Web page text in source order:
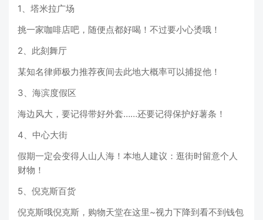
1、塔米拉广场
挑一家咖啡店吧，随便点都好喝！不过要小心烫哦！
2、此刻舞厅
某知名律师极力推荐夜间去此地大概率可以捕捉他！
3、海滨度假区
海边风大，要记得带好外套……还要记得保护好薯条！
4、中心大街
假期一定会变得人山人海！本地人建议：逛街时留意个人
财物！
5、倪克斯百货
倪克斯哦倪克斯，购物天堂在这里~视力下降到看不到钱包